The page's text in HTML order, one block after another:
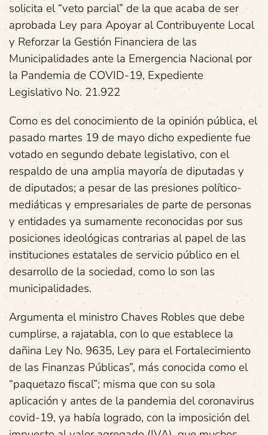
solicita el “veto parcial” de la que acaba de ser
aprobada Ley para Apoyar al Contribuyente Local
y Reforzar la Gestión Financiera de las
Municipalidades ante la Emergencia Nacional por
la Pandemia de COVID-19, Expediente
Legislativo No. 21.922
Como es del conocimiento de la opinión pública, el
pasado martes 19 de mayo dicho expediente fue
votado en segundo debate legislativo, con el
respaldo de una amplia mayoría de diputadas y
de diputados; a pesar de las presiones político-
mediáticas y empresariales de parte de personas
y entidades ya sumamente reconocidas por sus
posiciones ideológicas contrarias al papel de las
instituciones estatales de servicio público en el
desarrollo de la sociedad, como lo son las
municipalidades.
Argumenta el ministro Chaves Robles que debe
cumplirse, a rajatabla, con lo que establece la
dañina Ley No. 9635, Ley para el Fortalecimiento
de las Finanzas Públicas”, más conocida como el
“paquetazo fiscal”; misma que con su sola
aplicación y antes de la pandemia del coronavirus
covid-19, ya había logrado, con la imposición del